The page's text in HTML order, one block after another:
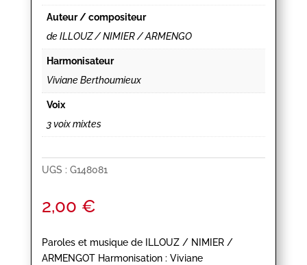
Auteur / compositeur
de ILLOUZ / NIMIER / ARMENGO
Harmonisateur
Viviane Berthoumieux
Voix
3 voix mixtes
UGS : G148081
2,00 €
Paroles et musique de ILLOUZ / NIMIER /
ARMENGOT Harmonisation : Viviane